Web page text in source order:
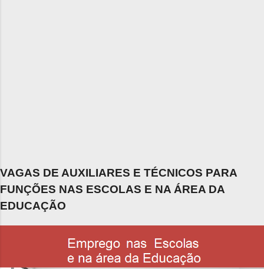
VAGAS DE AUXILIARES E TÉCNICOS PARA
FUNÇÕES NAS ESCOLAS E NA ÁREA DA
EDUCAÇÃO